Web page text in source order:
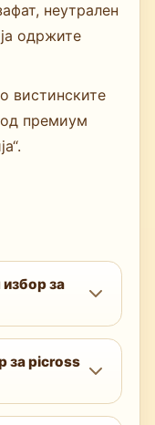
неутрален
одржите
вистинските
премиум
за
и
ја
на
на
за picross
S-серијата е